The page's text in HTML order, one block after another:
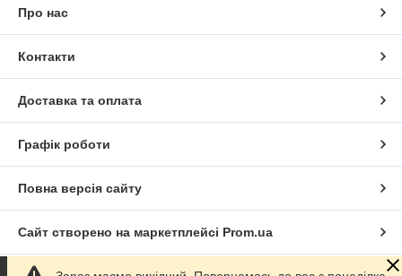
Про нас
Контакти
Доставка та оплата
Графік роботи
Повна версія сайту
Сайт створено на маркетплейсі Prom.ua